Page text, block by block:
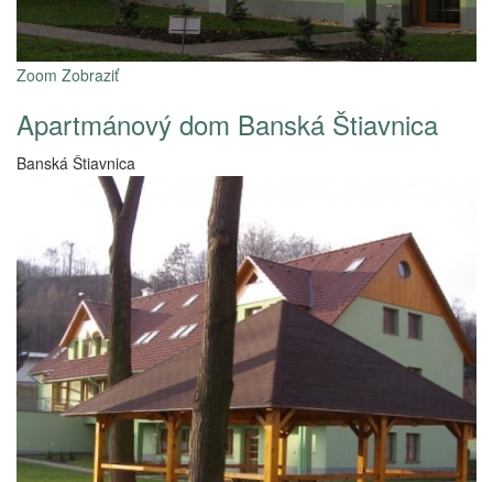
Zoom Zobraziť
Apartmánový dom Banská Štiavnica
Banská Štiavnica